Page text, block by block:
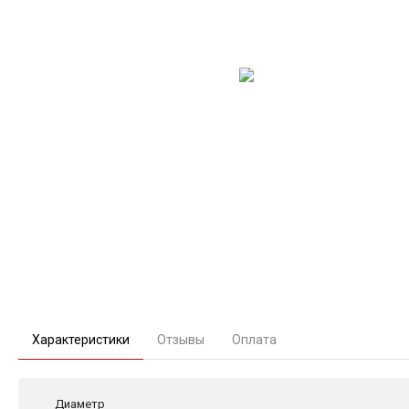
Характеристики Отзывы Оплата
Диаметр